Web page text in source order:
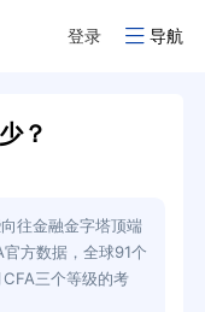
登录 导航
？
往金融金字塔顶端
方数据，全球91个
三个等级的考